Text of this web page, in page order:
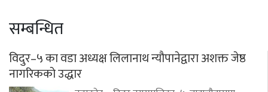
सम्बन्धित
विदुर–५ का वडा अध्यक्ष लिलानाथ न्यौपानेद्वारा अशक्त जेष्ठ
नागरिकको उद्धार